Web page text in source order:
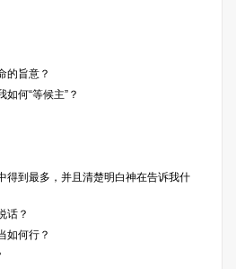
的旨意？
何“等候主”？
得到最多，并且清楚明白神在告诉我什
话？
如何行？